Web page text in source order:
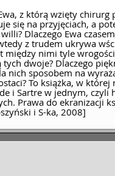
z którą wzięty chirurg
się na przyjęciach, a
Dlaczego Ewa
z trudem ukrywa
między nimi tyle
tych dwoje? Dlaczego
nich sposobem na
To książka, w której
i Sartre w jednym,
Prawa do ekranizacji
i S-ka, 2008]